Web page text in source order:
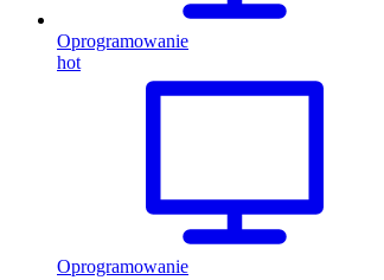
Oprogramowanie
hot
Oprogramowanie